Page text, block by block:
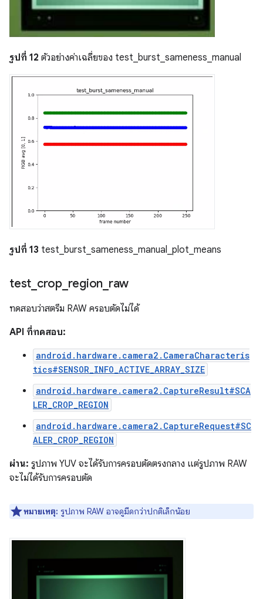
รูปที่ 12 ตัวอย่างค่าเฉลี่ยของ test_burst_sameness_manual
รูปที่ 13 test_burst_sameness_manual_plot_means
test crop_ region raw
ทดสอบว่าสตรีม RAW ครอบตัดไม่ได้
API ที่ทดสอบ:
android.hardware.camera2.CameraCharacteris
tics#SENSOR_INFO_ACTIVE_ARRAY_SIZE
android.hardware.camera2.CaptureResult#SCA
LER_CROP_REGION
android.hardware.camera2.CaptureRequest#SC
ALER_CROP_REGION
ผ่าน: รูปภาพ YUV จะได้รับการครอบตัดตรงกลาง แต่รูปภาพ RAW
จะไม่ได้รับการครอบตัด
หมายเหตุ: รูปภาพ RAW อาจดูมืดกว่าปกติเล็กน้อย